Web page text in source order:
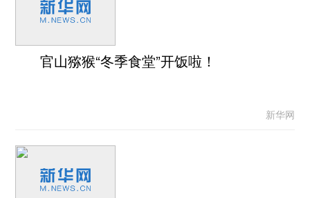
官山猕猴“冬季食堂”开饭啦！
新华网